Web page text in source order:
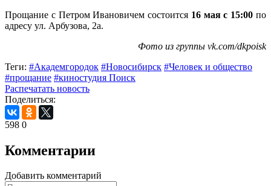
Прощание с Петром Ивановичем состоится 16 мая с 15:00 по
адресу ул. Арбузова, 2а.
Фото из группы vk.com/dkpoisk
Теги: #Академгородок #Новосибирск #Человек и общество
#прощание #киностудия Поиск
Распечатать новость
Поделиться:
598 0
Комментарии
Добавить комментарий